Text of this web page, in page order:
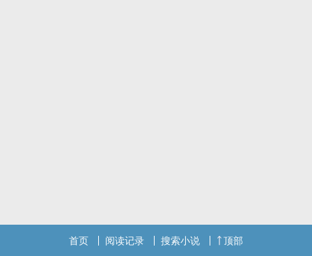
首页 阅读记录 搜索小说 顶部